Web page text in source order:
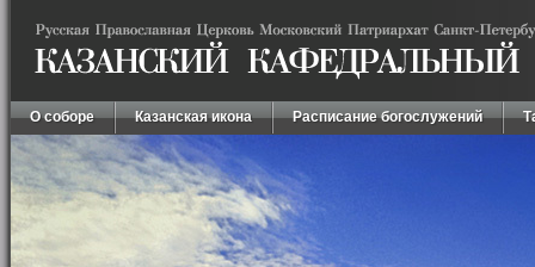
О соборе Казанская икона Расписание богослужений